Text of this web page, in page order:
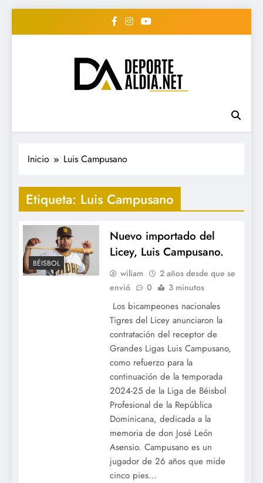
• DEPORTE AL DIA •
"Periodico Deportivo
Digital"
#deportealdiard #deportealdiaperiodico
Inicio Luis Campusano
Etiqueta: Luis Campusano
BÉISBOL
Nuevo importado del
Licey, Luis Campusano.
wiliam
2 años desde que se
envió
0 3 minutos
Los bicampeones nacionales
Tigres del Licey anunciaron la
contratación del receptor de
Grandes Ligas Luis Campusano,
como refuerzo para la
continuación de la temporada
2024-25 de la Liga de Béisbol
Profesional de la República
Dominicana, dedicada a la
memoria de don José León
Asensio. Campusano es un
jugador de 26 años que mide
cinco pies…